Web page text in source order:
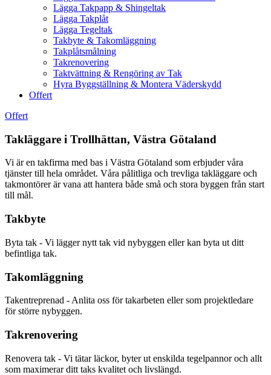
Lägga Takpapp & Shingeltak
Lägga Takplåt
Lägga Tegeltak
Takbyte & Takomläggning
Takplåtsmålning
Takrenovering
Taktvättning & Rengöring av Tak
Hyra Byggställning & Montera Väderskydd
Offert
Offert
Takläggare i Trollhättan, Västra Götaland
Vi är en takfirma med bas i Västra Götaland som erbjuder våra
tjänster till hela området. Våra pålitliga och trevliga takläggare och
takmontörer är vana att hantera både små och stora byggen från start
till mål.
Takbyte
Byta tak - Vi lägger nytt tak vid nybyggen eller kan byta ut ditt
befintliga tak.
Takomläggning
Takentreprenad - Anlita oss för takarbeten eller som projektledare
för större nybyggen.
Takrenovering
Renovera tak - Vi tätar läckor, byter ut enskilda tegelpannor och allt
som maximerar ditt taks kvalitet och livslängd.